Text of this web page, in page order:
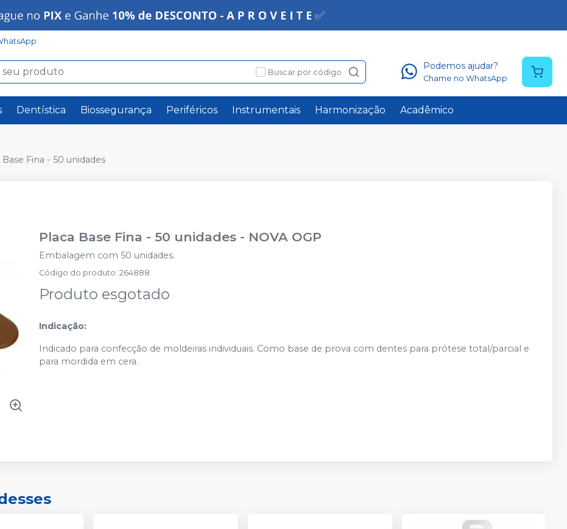
Buscar por código
Podemos ajudar?
Chame no WhatsApp
Dentística Biossegurança Periféricos Instrumentais Harmonização Acadêmico
Base Fina - 50 unidades
Placa Base Fina - 50 unidades - NOVA OGP
Embalagem com 50 unidades.
Código do produto:264888
Produto esgotado
Indicação:
Indicado para confecção de moldeiras individuais. Como base de prova com dentes para prótese total/parcial e
para mordida em cera.